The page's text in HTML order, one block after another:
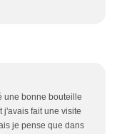
une bonne bouteille
j'avais fait une visite
je pense que dans